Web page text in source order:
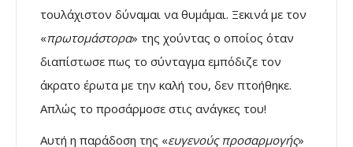
τουλάχιστον δύναμαι να θυμάμαι. Ξεκινά με τον
«πρωτομάστορα» της χούντας ο οποίος όταν
διαπίστωσε πως το σύνταγμα εμπόδιζε τον
άκρατο έρωτα με την καλή του, δεν πτοήθηκε.
Απλώς το προσάρμοσε στις ανάγκες του!
Αυτή η παράδοση της «ευγενούς προσαρμογής»